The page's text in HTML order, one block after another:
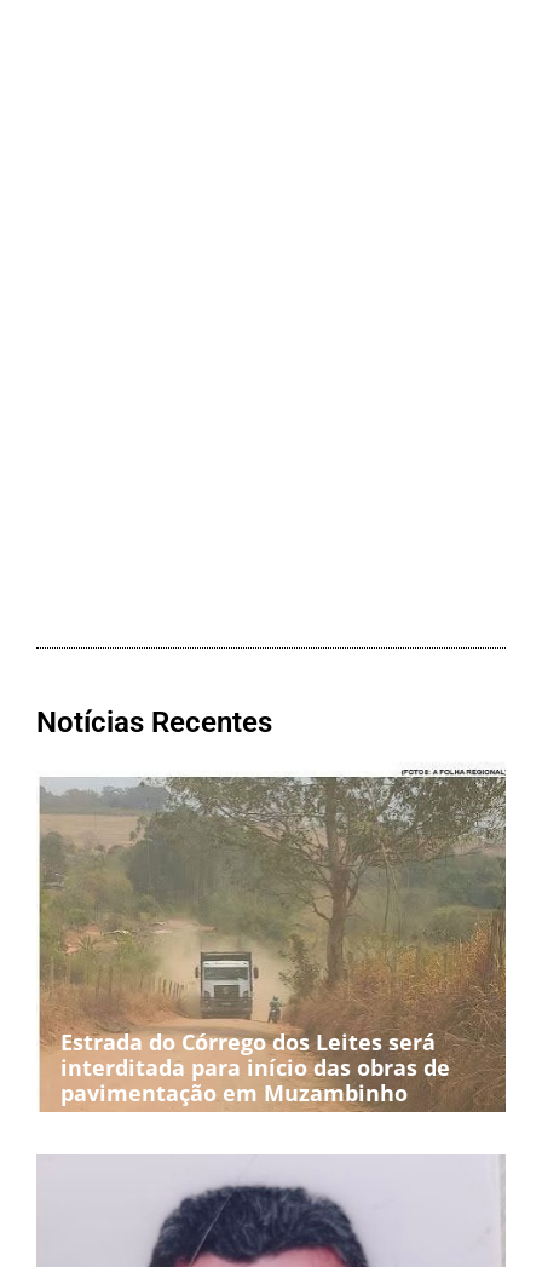
Notícias Recentes
Estrada do Córrego dos Leites será
interditada para início das obras de
pavimentação em Muzambinho